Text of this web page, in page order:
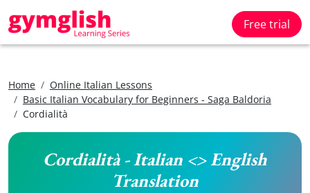
Free trial
Home
Online Italian Lessons
Basic Italian Vocabulary for Beginners - Saga Baldoria
Cordialità
Cordialità - Italian <> English
Translation